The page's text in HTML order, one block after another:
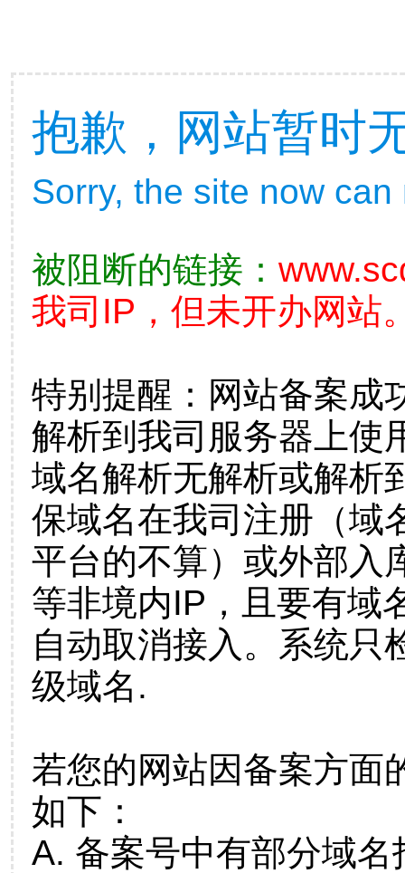
抱歉，网站暂时
Sorry, the site now
被阻断的链接：
我司IP，但未开办网站
特别提醒：网站备案成
解析到我司服务器上使
域名解析无解析或解析
保域名在我司注册（域
平台的不算）或外部入
等非境内IP，且要有域
自动取消接入。系统只
级域名.
若您的网站因备案方面
如下：
A. 备案号中有部分域